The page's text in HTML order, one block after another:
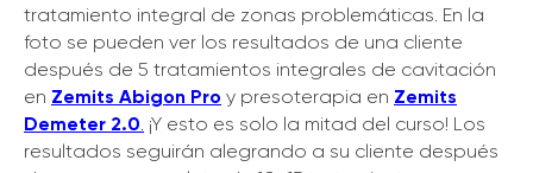
tratamiento integral de zonas problemáticas. En la
foto se pueden ver los resultados de una cliente
después de 5 tratamientos integrales de cavitación
en Zemits Abigon Pro y presoterapia en Zemits
Demeter 2.0. ¡Y esto es solo la mitad del curso! Los
resultados seguirán alegrando a su cliente después